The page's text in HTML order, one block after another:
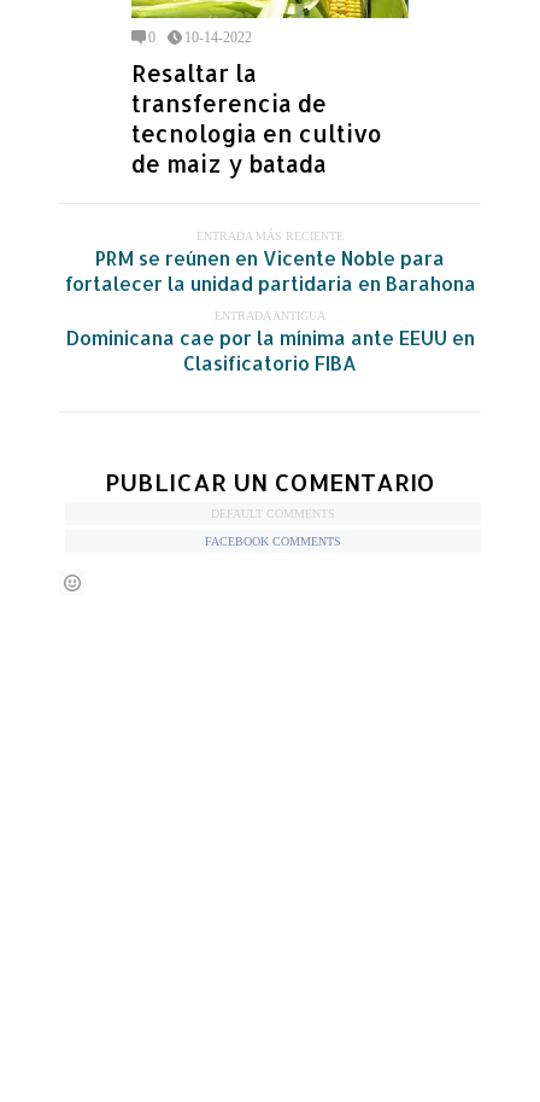
0 10-14-2022
Resaltar la
transferencia de
tecnologia en cultivo
de maiz y batada
ENTRADA MÁS RECIENTE
PRM se reúnen en Vicente Noble para
fortalecer la unidad partidaria en Barahona
ENTRADA ANTIGUA
Dominicana cae por la mínima ante EEUU en
Clasificatorio FIBA
PUBLICAR UN COMENTARIO
DEFAULT COMMENTS
FACEBOOK COMMENTS